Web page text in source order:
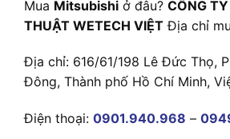
Mua Mitsubishi ở đâu? CÔNG
THUẬT WETECH VIỆT Địa chỉ
Địa chỉ: 616/61/198 Lê Đức Thọ,
Đông, Thành phố Hồ Chí Minh,
Điện thoại: 0901.940.968 –